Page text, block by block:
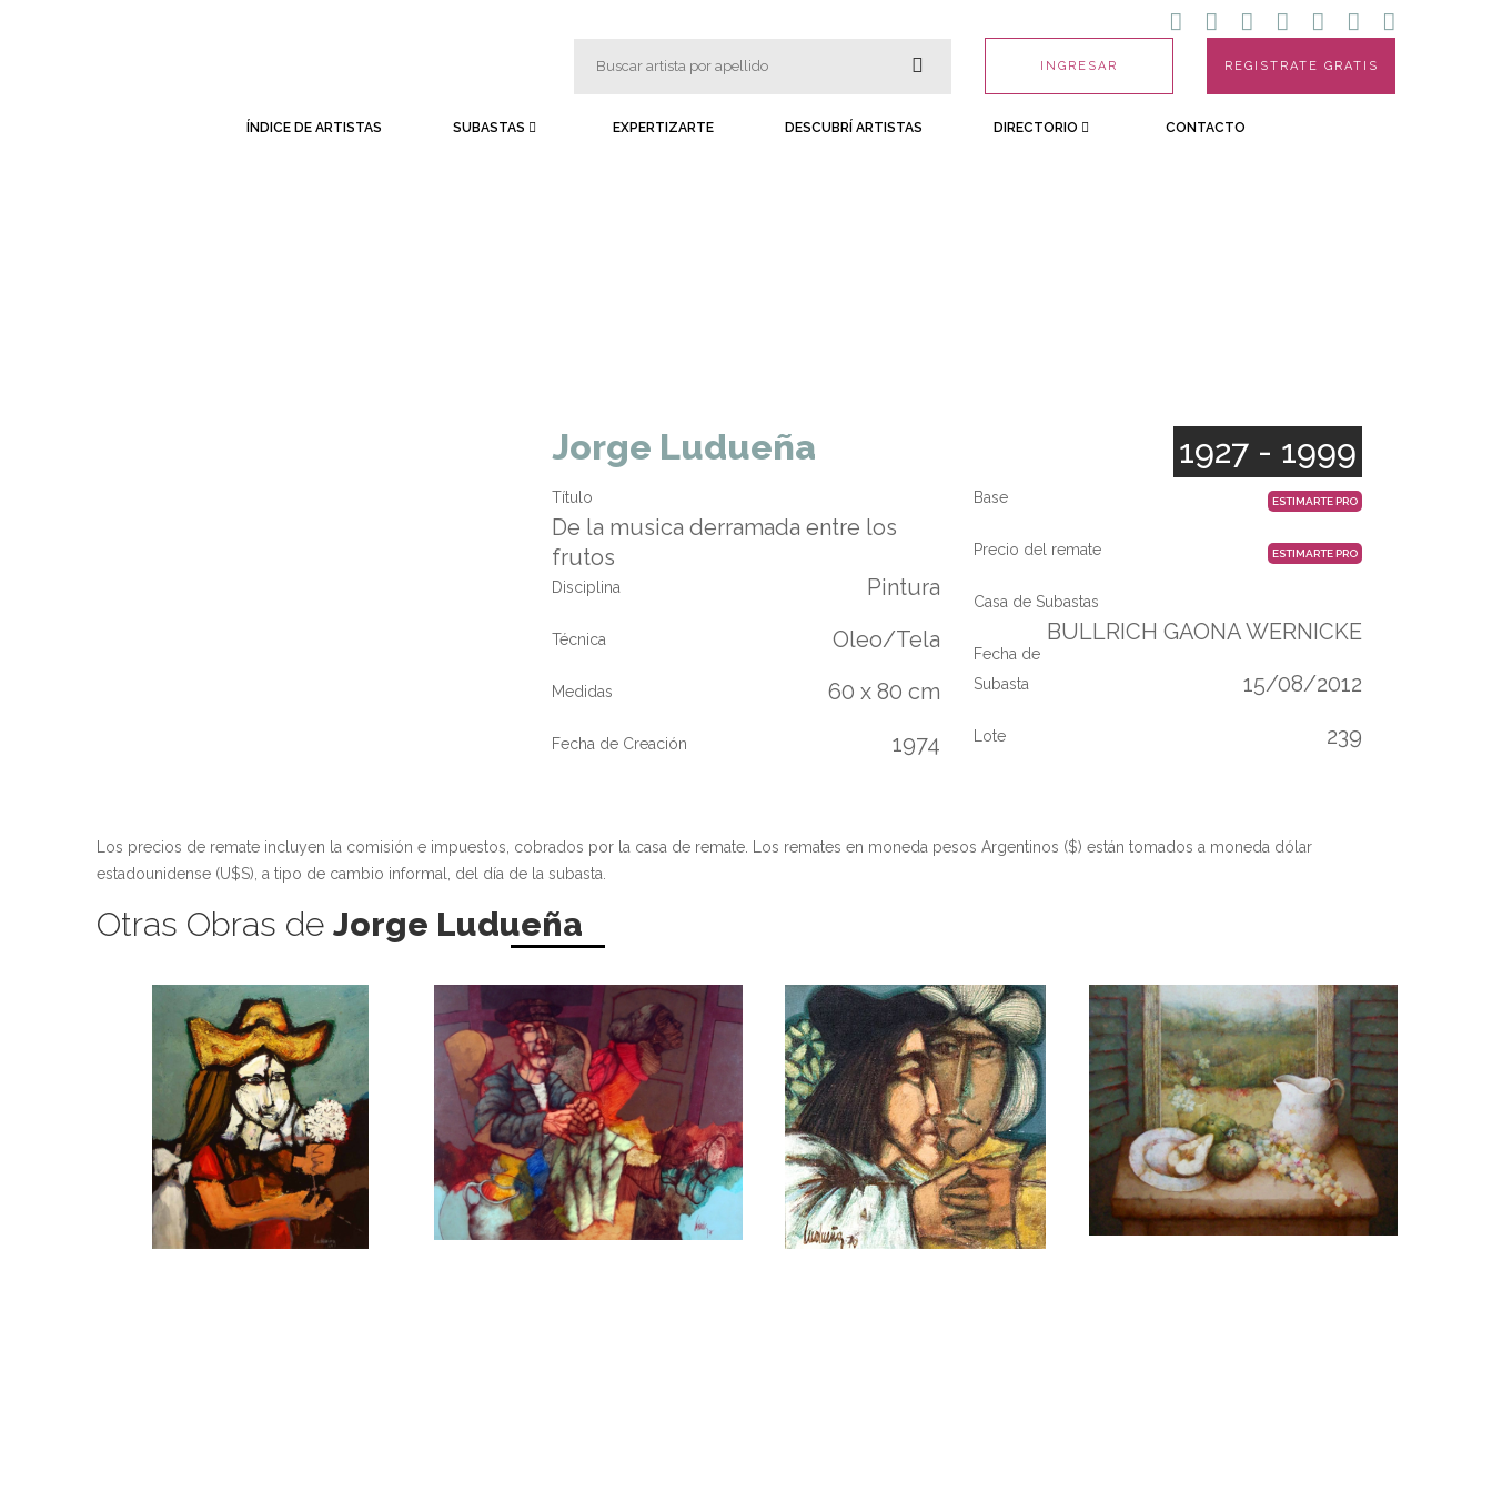
INGRESAR REGISTRATE GRATIS
ÍNDICE DE ARTISTAS SUBASTAS EXPERTIZARTE DESCUBRÍ ARTISTAS DIRECTORIO CONTACTO
1927 - 1999
Jorge Ludueña
Título
De la musica derramada entre los
frutos
Disciplina Pintura
Técnica Oleo/Tela
Medidas 60 x 80 cm
Fecha de Creación 1974
Base ESTIMARTE PRO
Precio del remate ESTIMARTE PRO
Casa de Subastas
BULLRICH GAONA WERNICKE
Fecha de
Subasta
15/08/2012
Lote 239
Los precios de remate incluyen la comisión e impuestos, cobrados por la casa de remate. Los remates en moneda pesos Argentinos ($) están tomados a moneda dólar
estadounidense (U$S), a tipo de cambio informal, del día de la subasta.
Otras Obras de Jorge Ludueña